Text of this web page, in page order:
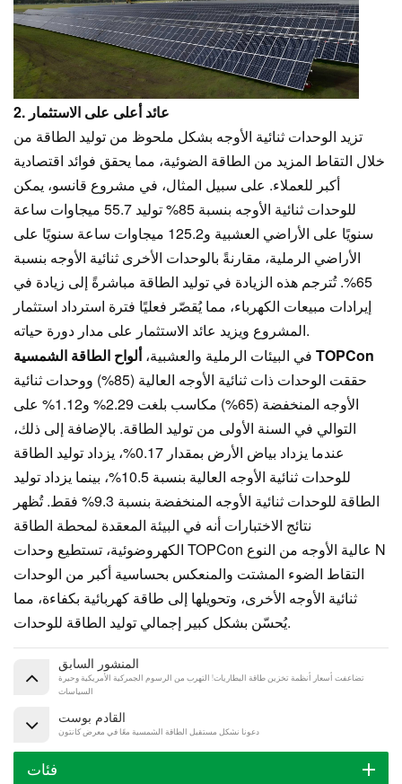
2. عائد أعلى على الاستثمار
تزيد الوحدات ثنائية الأوجه بشكل ملحوظ من توليد الطاقة من
خلال التقاط المزيد من الطاقة الضوئية، مما يحقق فوائد اقتصادية
أكبر للعملاء. على سبيل المثال، في مشروع قانسو، يمكن
للوحدات ثنائية الأوجه بنسبة 85% توليد 55.7 ميجاوات ساعة
سنويًا على الأراضي العشبية و125.2 ميجاوات ساعة سنويًا على
الأراضي الرملية، مقارنةً بالوحدات الأخرى ثنائية الأوجه بنسبة
65%. تُترجم هذه الزيادة في توليد الطاقة مباشرةً إلى زيادة في
إيرادات مبيعات الكهرباء، مما يُقصّر فعليًا فترة استرداد استثمار
المشروع ويزيد عائد الاستثمار على مدار دورة حياته.
في البيئات الرملية والعشبية، ألواح الطاقة الشمسية TOPCon
حققت الوحدات ذات ثنائية الأوجه العالية (85%) ووحدات ثنائية
الأوجه المنخفضة (65%) مكاسب بلغت 2.29% و1.12% على
التوالي في السنة الأولى من توليد الطاقة. بالإضافة إلى ذلك،
عندما يزداد بياض الأرض بمقدار 0.17%، يزداد توليد الطاقة
للوحدات ثنائية الأوجه العالية بنسبة 10.5%، بينما يزداد توليد
الطاقة للوحدات ثنائية الأوجه المنخفضة بنسبة 9.3% فقط. تُظهر
نتائج الاختبارات أنه في البيئة المعقدة لمحطة الطاقة
الكهروضوئية، تستطيع وحدات TOPCon عالية الأوجه من النوع N
التقاط الضوء المشتت والمنعكس بحساسية أكبر من الوحدات
ثنائية الأوجه الأخرى، وتحويلها إلى طاقة كهربائية بكفاءة، مما
يُحسّن بشكل كبير إجمالي توليد الطاقة للوحدات.
المنشور السابق
تضاعفت أسعار أنظمة تخزين طاقة البطاريات! التهرب من الرسوم الجمركية الأمريكية وحيرة
السياسات
القادم بوست
دعونا نشكل مستقبل الطاقة الشمسية معًا في معرض كانتون
فئات